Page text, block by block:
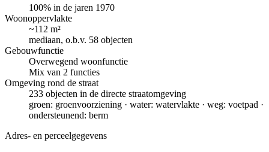
100% in de jaren 1970
Woonoppervlakte
~112 m²
mediaan, o.b.v. 58 objecten
Gebouwfunctie
Overwegend woonfunctie
Mix van 2 functies
Omgeving rond de straat
233 objecten in de directe straatomgeving
groen: groenvoorziening · water: watervlakte · weg: voetpad ·
ondersteunend: berm
Adres- en perceelgegevens